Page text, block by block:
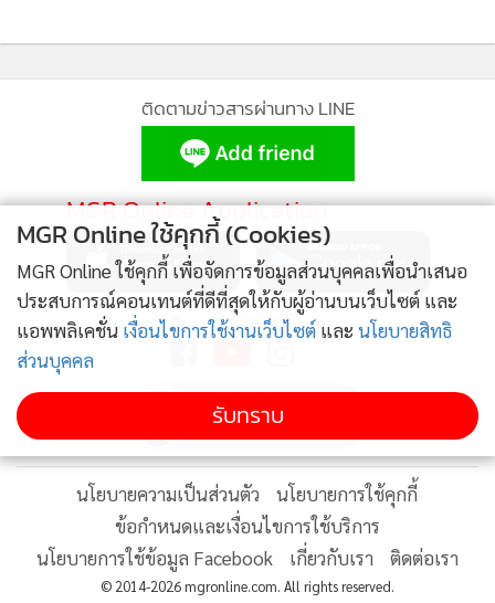
ติดตามข่าวสารผ่านทาง LINE
MGR Online Application
ติดตาม MGR Online
นโยบายความเป็นส่วนตัว
นโยบายการใช้คุกกี้
ข้อกำหนดและเงื่อนไขการใช้บริการ
นโยบายการใช้ข้อมูล Facebook
เกี่ยวกับเรา ติดต่อเรา
© 2014-2026 mgronline.com. All rights reserved.
MGR Online ใช้คุกกี้ (Cookies)
MGR Online ใช้คุกกี้ เพื่อจัดการข้อมูลส่วนบุคคลเพื่อนำเสนอ
ประสบการณ์คอนเทนต์ที่ดีที่สุดให้กับผู้อ่านบนเว็บไซต์ และ
แอพพลิเคชั่น เงื่อนไขการใช้งานเว็บไซต์ และ นโยบายสิทธิ
ส่วนบุคคล
รับทราบ